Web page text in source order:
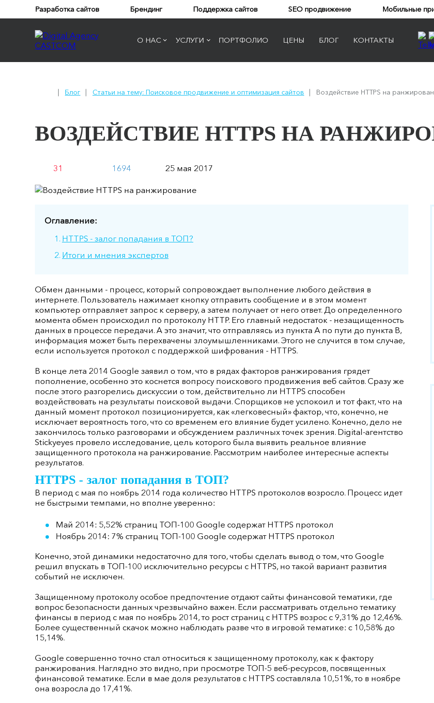
Разработка сайтов Брендинг Поддержка сайтов SEO продвижение Мобильные
О НАС УСЛУГИ
Сайт-визитка
Интернет-магазин
Сайты на Тильде
Редизайн сайта
Доработка сайта
Прототипирование
ТЗ на разработку сайта
ПОРТФОЛИО ЦЕНЫ БЛОГ КОНТАКТЫ
Блог Статьи на тему: Поисковое продвижение и оптимизация сайтов Воздействие HTTPS на
ВОЗДЕЙСТВИЕ HTTPS НА
31 1694 25 мая 2017
Оглавление:
HTTPS - залог попадания в ТОП?
Итоги и мнения экспертов
Обмен данными - процесс, который сопровождает выполнение любого действия в
интернете. Пользователь нажимает кнопку отправить сообщение и в этом момент
компьютер отправляет запрос к серверу, а затем получает от него ответ. До определенного
момента обмен происходил по протоколу HTTP. Его главный недостаток - незащищенность
данных в процессе передачи. А это значит, что отправляясь из пункта А по пути до пункта В,
информация может быть перехвачены злоумышленниками. Этого не случится в том случае,
если используется протокол с поддержкой шифрования - HTTPS.
В конце лета 2014 Google заявил о том, что в рядах факторов ранжирования грядет
пополнение, особенно это коснется вопросу поискового продвижения веб сайтов. Сразу же
после этого разгорелись дискуссии о том, действительно ли HTTPS способен
воздействовать на результаты поисковой выдачи. Спорщиков не успокоил и тот факт, что на
данный момент протокол позиционируется, как «легковесный» фактор, что, конечно, не
исключает вероятность того, что со временем его влияние будет усилено. Конечно, дело не
закончилось только разговорами и обсуждением различных точек зрения. Digital-агентство
Stickyeyes провело исследование, цель которого была выявить реальное влияние
защищенного протокола на ранжирование. Рассмотрим наиболее интересные аспекты
результатов.
HTTPS - залог попадания в ТОП?
В период с мая по ноябрь 2014 года количество HTTPS протоколов возросло. Процесс идет
не быстрыми темпами, но вполне уверенно:
Май 2014: 5,52% страниц ТОП-100 Google содержат HTTPS протокол
Ноябрь 2014: 7% страниц ТОП-100 Google содержат HTTPS протокол
Конечно, этой динамики недостаточно для того, чтобы сделать вывод о том, что Google
решил впускать в ТОП-100 исключительно ресурсы с HTTPS, но такой вариант развития
событий не исключен.
Защищенному протоколу особое предпочтение отдают сайты финансовой тематики, где
вопрос безопасности данных чрезвычайно важен. Если рассматривать отдельно тематику
финансы в период с мая по ноябрь 2014, то рост страниц с HTTPS возрос с 9,31% до 12,46%.
Более существенный скачок можно наблюдать разве что в игровой тематике: с 10,58% до
15,14%.
Google совершенно точно стал относиться к защищенному протоколу, как к фактору
ранжирования. Наглядно это видно, при просмотре ТОП-5 веб-ресурсов, посвященных
финансовой тематике. Если в мае доля результатов с HTTPS составляла 10,51%, то в ноябре
она возросла до 17,41%.